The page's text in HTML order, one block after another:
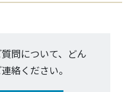
問について、どん
絡ください。